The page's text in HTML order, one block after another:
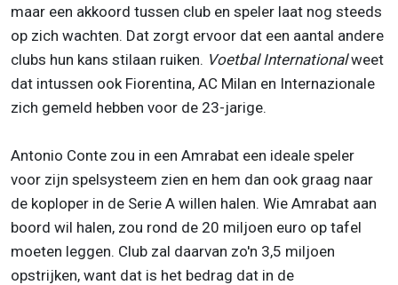
maar een akkoord tussen club en speler laat nog steeds
op zich wachten. Dat zorgt ervoor dat een aantal andere
clubs hun kans stilaan ruiken. Voetbal Internationalweet
dat intussen ook Fiorentina, AC Milan en Internazionale
zich gemeld hebben voor de 23-jarige.
Antonio Conte zou in een Amrabat een ideale speler
voor zijn spelsysteem zien en hem dan ook graag naar
de koploper in de Serie A willen halen. Wie Amrabat aan
boord wil halen, zou rond de 20 miljoen euro op tafel
moeten leggen. Club zal daarvan zo'n 3,5 miljoen
opstrijken, want dat is het bedrag dat in de